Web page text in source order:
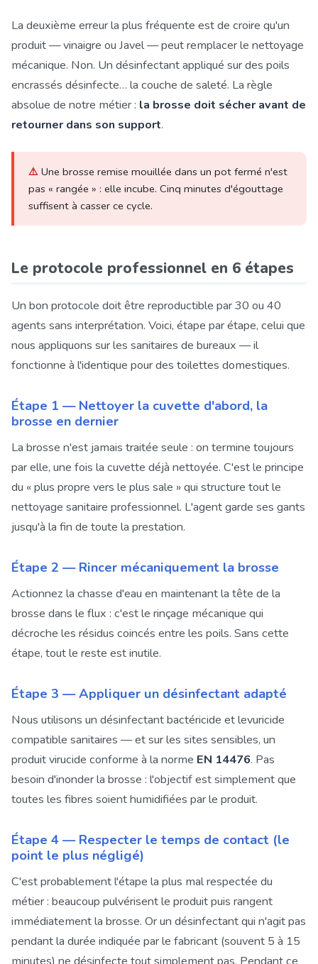
La deuxième erreur la plus fréquente est de croire qu'un
produit — vinaigre ou Javel — peut remplacer le nettoyage
mécanique. Non. Un désinfectant appliqué sur des poils
encrassés désinfecte… la couche de saleté. La règle
absolue de notre métier : la brosse doit sécher avant de
retourner dans son support.
⚠️ Une brosse remise mouillée dans un pot fermé n'est
pas « rangée » : elle incube. Cinq minutes d'égouttage
suffisent à casser ce cycle.
Le protocole professionnel en 6 étapes
Un bon protocole doit être reproductible par 30 ou 40
agents sans interprétation. Voici, étape par étape, celui que
nous appliquons sur les sanitaires de bureaux — il
fonctionne à l'identique pour des toilettes domestiques.
Étape 1 — Nettoyer la cuvette d'abord, la
brosse en dernier
La brosse n'est jamais traitée seule : on termine toujours
par elle, une fois la cuvette déjà nettoyée. C'est le principe
du « plus propre vers le plus sale » qui structure tout le
nettoyage sanitaire professionnel. L'agent garde ses gants
jusqu'à la fin de toute la prestation.
Étape 2 — Rincer mécaniquement la brosse
Actionnez la chasse d'eau en maintenant la tête de la
brosse dans le flux : c'est le rinçage mécanique qui
décroche les résidus coincés entre les poils. Sans cette
étape, tout le reste est inutile.
Étape 3 — Appliquer un désinfectant adapté
Nous utilisons un désinfectant bactéricide et levuricide
compatible sanitaires — et sur les sites sensibles, un
produit virucide conforme à la norme EN 14476. Pas
besoin d'inonder la brosse : l'objectif est simplement que
toutes les fibres soient humidifiées par le produit.
Étape 4 — Respecter le temps de contact (le
point le plus négligé)
C'est probablement l'étape la plus mal respectée du
métier : beaucoup pulvérisent le produit puis rangent
immédiatement la brosse. Or un désinfectant qui n'agit pas
pendant la durée indiquée par le fabricant (souvent 5 à 15